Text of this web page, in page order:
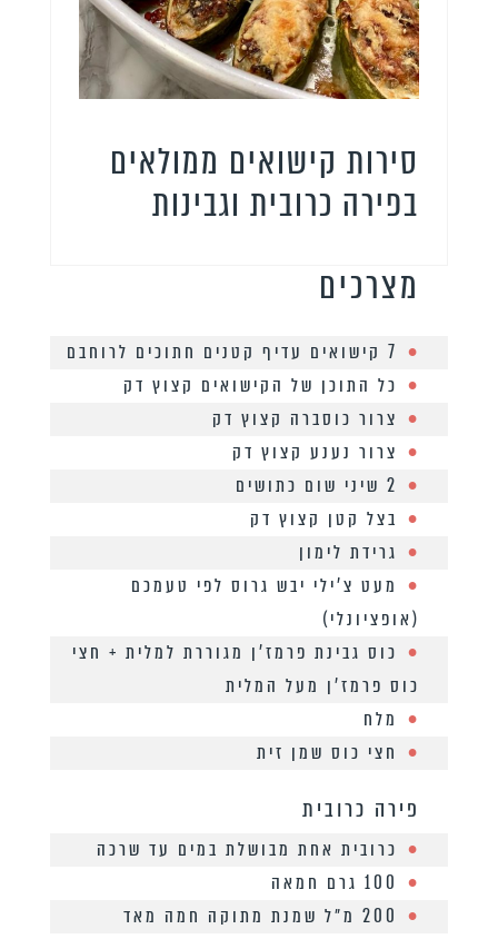
סירות קישואים ממולאים
בפירה כרובית וגבינות
מצרכים
7 קישואים עדיף קטנים חתוכים לרוחבם
כל התוכן של הקישואים קצוץ דק
צרור כוסברה קצוץ דק
צרור נענע קצוץ דק
2 שיני שום כתושים
בצל קטן קצוץ דק
גרידת לימון
מעט צ׳ילי יבש גרוס לפי טעמכם
(אופציונלי)
כוס גבינת פרמז׳ן מגוררת למלית + חצי
כוס פרמז׳ן מעל המלית
מלח
חצי כוס שמן זית
פירה כרובית
כרובית אחת מבושלת במים עד שרכה
100 גרם חמאה
200 מ״ל שמנת מתוקה חמה מאד